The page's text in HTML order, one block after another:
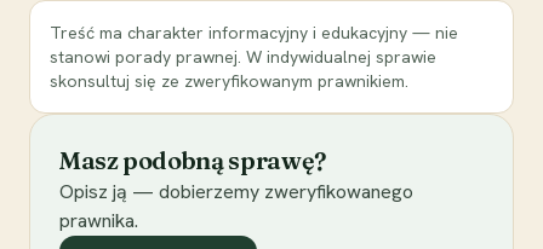
Treść ma charakter informacyjny i edukacyjny — nie
stanowi porady prawnej. W indywidualnej sprawie
skonsultuj się ze zweryfikowanym prawnikiem.
Masz podobną sprawę?
Opisz ją — dobierzemy zweryfikowanego
prawnika.